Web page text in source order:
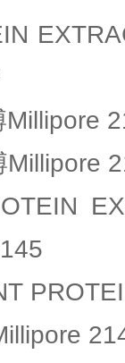
Millipore